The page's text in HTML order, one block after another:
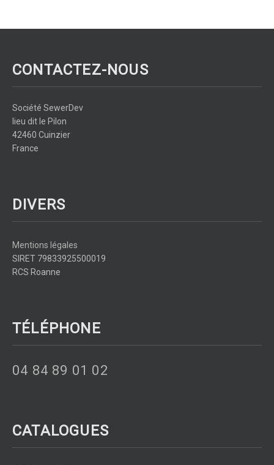
CONTACTEZ-NOUS
Société SewerDev
lieu dit le Pilon
42460 Cuinzier
France
DIVERS
Mentions légales
SIRET 79833925500019
RCS Roanne
TÉLÉPHONE
04 84 89 01 02
CATALOGUES